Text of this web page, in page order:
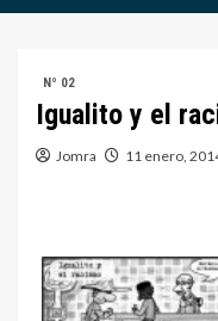
Nº 02
Igualito y el
Jomra 11 enero,